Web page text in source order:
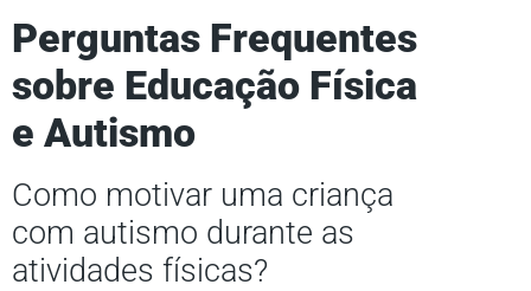
Perguntas Frequentes
sobre Educação Física
e Autismo
Como motivar uma criança
com autismo durante as
atividades físicas?